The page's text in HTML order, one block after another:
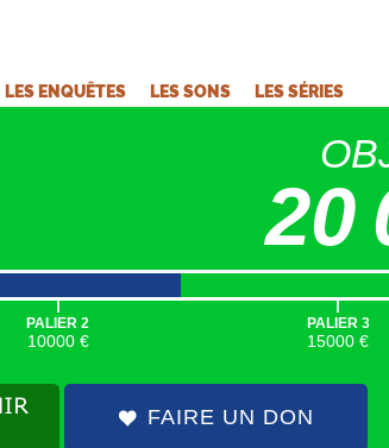
LES ENQUÊTES LES SONS LES SÉRIES
20
|
PALIER 2
10000 €
|
PALIER 3
15000 €
FAIRE UN DON